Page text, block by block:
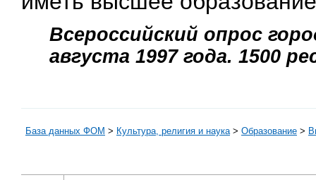
Всероссийский опрос
августа 1997 года. 1500
База данных ФОМ > Культура, религия и наука> Образование >